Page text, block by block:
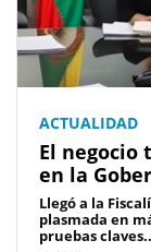
ACTUALIDAD
El negocio
en la
Llegó a la
plasmada en
pruebas